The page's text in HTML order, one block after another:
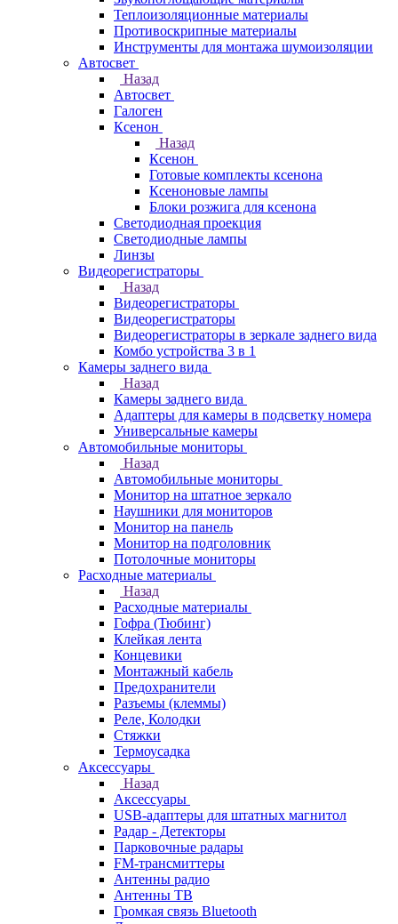
Теплоизоляционные материалы
Противоскрипные материалы
Инструменты для монтажа шумоизоляции
Автосвет
Назад
Автосвет
Галоген
Ксенон
Назад
Ксенон
Готовые комплекты ксенона
Ксеноновые лампы
Блоки розжига для ксенона
Светодиодная проекция
Светодиодные лампы
Линзы
Видеорегистраторы
Назад
Видеорегистраторы
Видеорегистраторы
Видеорегистраторы в зеркале заднего вида
Комбо устройства 3 в 1
Камеры заднего вида
Назад
Камеры заднего вида
Адаптеры для камеры в подсветку номера
Универсальные камеры
Автомобильные мониторы
Назад
Автомобильные мониторы
Монитор на штатное зеркало
Наушники для мониторов
Монитор на панель
Монитор на подголовник
Потолочные мониторы
Расходные материалы
Назад
Расходные материалы
Гофра (Тюбинг)
Клейкая лента
Концевики
Монтажный кабель
Предохранители
Разъемы (клеммы)
Реле, Колодки
Стяжки
Термоусадка
Аксессуары
Назад
Аксессуары
USB-адаптеры для штатных магнитол
Радар - Детекторы
Парковочные радары
FM-трансмиттеры
Антенны радио
Антенны ТВ
Громкая связь Bluetooth